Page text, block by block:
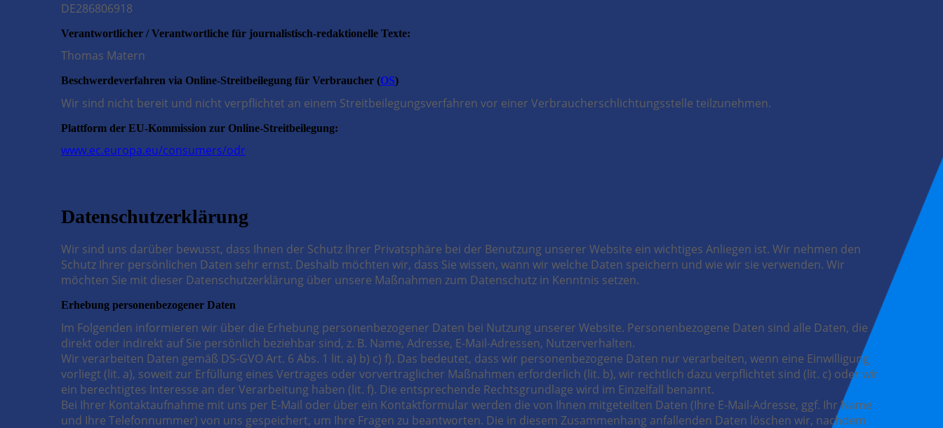
DE286806918
Verantwortlicher / Verantwortliche für journalistisch-redaktionelle Texte:
Thomas Matern
Beschwerdeverfahren via Online-Streitbeilegung für Verbraucher (OS)
Wir sind nicht bereit und nicht verpflichtet an einem Streitbeilegungsverfahren vor einer Verbraucherschlichtungsstelle teilzunehmen.
Plattform der EU-Kommission zur Online-Streitbeilegung:
www.ec.europa.eu/consumers/odr
Datenschutz­erklärung
Wir sind uns darüber bewusst, dass Ihnen der Schutz Ihrer Privatsphäre bei der Benutzung unserer Website ein wichtiges Anliegen ist. Wir nehmen den
Schutz Ihrer persönlichen Daten sehr ernst. Deshalb möchten wir, dass Sie wissen, wann wir welche Daten speichern und wie wir sie verwenden. Wir
möchten Sie mit dieser Datenschutzerklärung über unsere Maßnahmen zum Datenschutz in Kenntnis setzen.
Erhebung personenbezogener Daten
Im Folgenden informieren wir über die Erhebung personenbezogener Daten bei Nutzung unserer Website. Personenbezogene Daten sind alle Daten, die
direkt oder indirekt auf Sie persönlich beziehbar sind, z. B. Name, Adresse, E-Mail-Adressen, Nutzerverhalten.
Wir verarbeiten Daten gemäß DS-GVO Art. 6 Abs. 1 lit. a) b) c) f). Das bedeutet, dass wir personenbezogene Daten nur verarbeiten, wenn eine Einwilligung
vorliegt (lit. a), soweit zur Erfüllung eines Vertrages oder vorvertraglicher Maßnahmen erforderlich (lit. b), wir rechtlich dazu verpflichtet sind (lit. c) oder wir
ein berechtigtes Interesse an der Verarbeitung haben (lit. f). Die entsprechende Rechtsgrundlage wird im Einzelfall benannt.
Bei Ihrer Kontaktaufnahme mit uns per E-Mail oder über ein Kontaktformular werden die von Ihnen mitgeteilten Daten (Ihre E-Mail-Adresse, ggf. Ihr Name
und Ihre Telefonnummer) von uns gespeichert, um Ihre Fragen zu beantworten. Die in diesem Zusammenhang anfallenden Daten löschen wir, nachdem